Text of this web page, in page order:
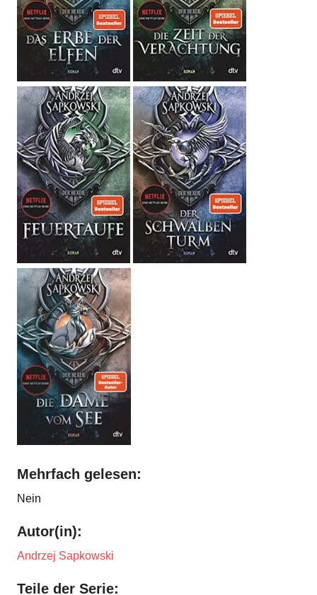
Mehrfach gelesen:
Nein
Autor(in):
Andrzej Sapkowski
Teile der Serie: